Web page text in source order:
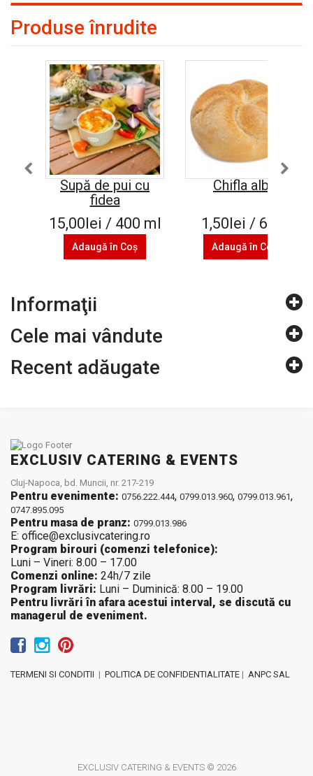
Produse înrudite
Supă de pui cu
fidea
15,00lei / 400 ml
Adaugă în Coş
Chifla alba
1,50lei / 60 g
Adaugă în Coş
Informaţii
Cele mai vândute
Recent adăugate
EXCLUSIV CATERING & EVENTS
Cluj-Napoca, bd. Muncii, nr. 217-219
Pentru evenimente: 0756.222.444, 0799.013.960, 0799.013.961,
0747.895.095
Pentru masa de pranz: 0799.013.986
E: office@exclusivcatering.ro
Program birouri (comenzi telefonice):
Luni – Vineri: 8.00 – 17.00
Comenzi online: 24h/7 zile
Program livrări: Luni – Duminică: 8.00 – 19.00
Pentru livrări în afara acestui interval, se discută cu
managerul de eveniment.
TERMENI SI CONDITII | POLITICA DE CONFIDENTIALITATE | ANPC SAL
EXCLUSIV CATERING & EVENTS © 2026